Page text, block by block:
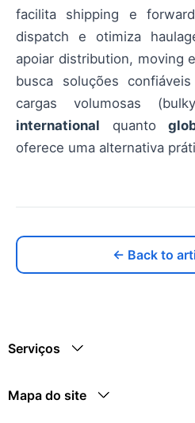
facilita shipping e
dispatch e otimiza
apoiar distribution, moving
busca soluções
cargas volumosas
international quanto
oferece uma alternativa
← Back to
Serviços
Mapa do site